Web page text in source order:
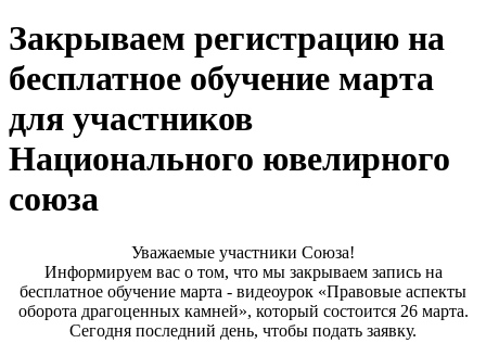
Закрываем регистрацию на
бесплатное обучение марта
для участников
Национального ювелирного
союза
Уважаемые участники Союза!
Информируем вас о том, что мы закрываем запись на
бесплатное обучение марта - видеоурок «Правовые аспекты
оборота драгоценных камней», который состоится 26 марта.
Сегодня последний день, чтобы подать заявку.